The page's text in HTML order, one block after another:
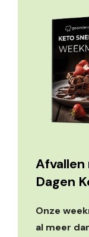
Afvallen
Dagen
Onze
al meer